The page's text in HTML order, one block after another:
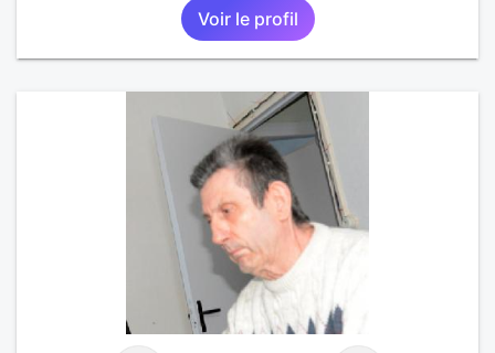
recevoir la famille, les amis et peut être un animal
de compagnie. Merci mesdames, j'attends vos
messages. Amitiés sincères.
Voir le profil